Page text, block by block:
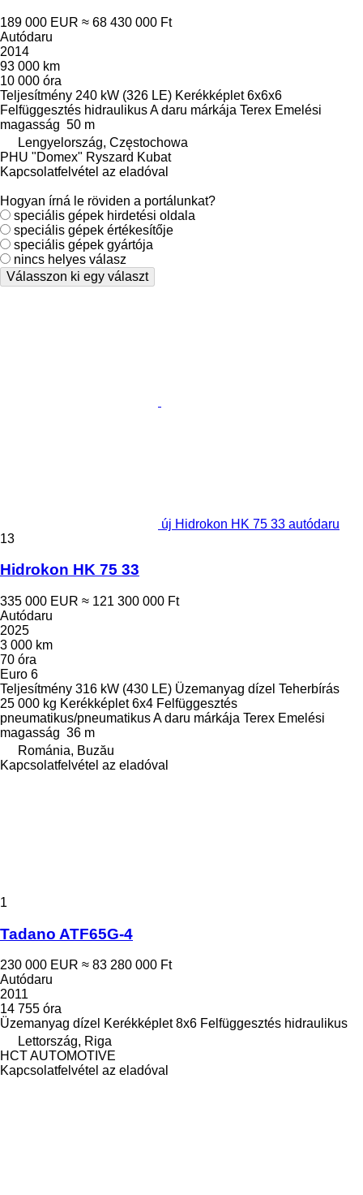
189 000 EUR ≈ 68 430 000 Ft
Autódaru
2014
93 000 km
10 000 óra
Teljesítmény 240 kW (326 LE) Kerékképlet 6x6x6
Felfüggesztés hidraulikusA daru márkája Terex Emelési
magasság 50 m
Lengyelország, Częstochowa
PHU "Domex" Ryszard Kubat
Kapcsolatfelvétel az eladóval
Hogyan írná le röviden a portálunkat?
speciális gépek hirdetési oldala
speciális gépek értékesítője
speciális gépek gyártója
nincs helyes válasz
Válasszon ki egy választ
új Hidrokon HK 75 33 autódaru
13
Hidrokon HK 75 33
335 000 EUR ≈ 121 300 000 Ft
Autódaru
2025
3 000 km
70 óra
Euro 6
Teljesítmény 316 kW (430 LE) Üzemanyag dízel Teherbírás
25 000 kg Kerékképlet 6x4 Felfüggesztés
pneumatikus/pneumatikusA daru márkája Terex Emelési
magasság 36 m
Románia, Buzău
Kapcsolatfelvétel az eladóval
1
Tadano ATF65G-4
230 000 EUR ≈ 83 280 000 Ft
Autódaru
2011
14 755 óra
Üzemanyag dízel Kerékképlet 8x6 Felfüggesztés hidraulikus
Lettország, Riga
HCT AUTOMOTIVE
Kapcsolatfelvétel az eladóval